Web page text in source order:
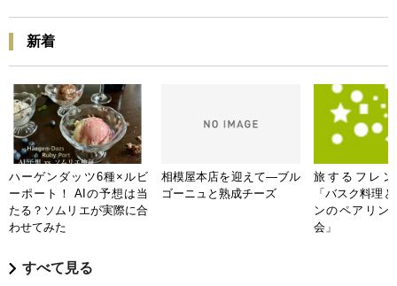
新着
ハーゲンダッツ6種×ルビ
ーポート！ AIの予想は当
たる？ソムリエが実際に合
わせてみた
相模屋本店を迎えて―ブル
ゴーニュと熟成チーズ
旅するフレン
「バスク料理
ンのペアリン
会」
すべて見る